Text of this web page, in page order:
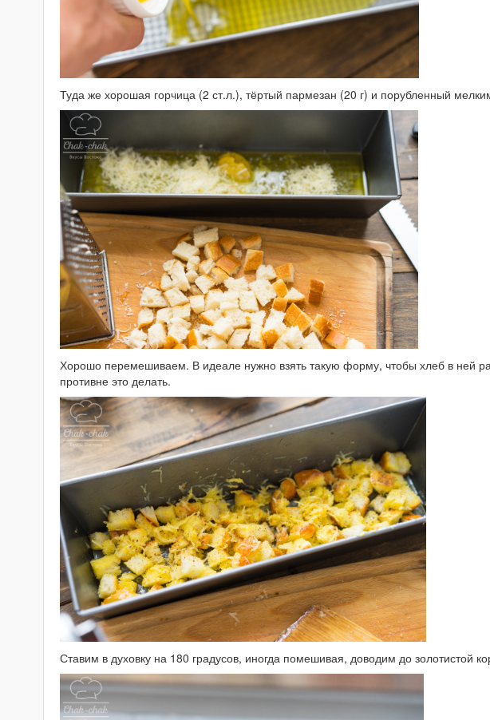
Туда же хорошая горчица (2 ст.л.), тёртый пармезан (20 г) и порубленный
Хорошо перемешиваем. В идеале нужно взять такую форму, чтобы хлеб в ней
противне это делать.
Ставим в духовку на 180 градусов, иногда помешивая, доводим до золотистой